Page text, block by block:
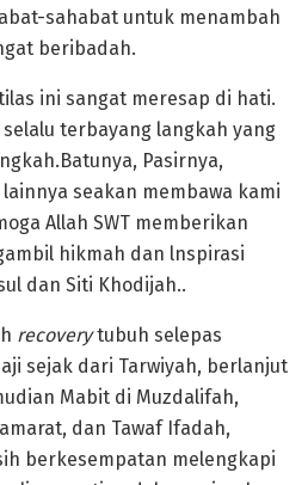
sahabat untuk menambah
beribadah.
ini sangat meresap di hati.
terbayang langkah yang
Pasirnya,
seakan membawa kami
Allah SWT memberikan
hikmah dan lnspirasi
dan Siti Khodijah..
recoverytubuh selepas
sejak dari Tarwiyah, berlanjut
Mabit di Muzdalifah,
dan Tawaf Ifadah,
berkesempatan melengkapi